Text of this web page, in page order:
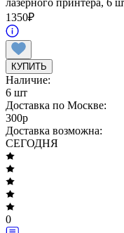
1350₽
КУПИТЬ
Наличие:
6 шт
Доставка по Москве:
300p
Доставка возможна:
СЕГОДНЯ
0